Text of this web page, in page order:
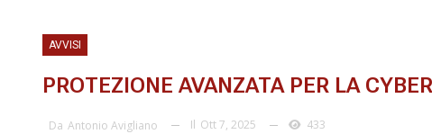
AVVISI
PROTEZIONE AVANZATA PER LA
Da Antonio Avigliano Il Ott 7, 2025 433